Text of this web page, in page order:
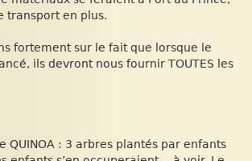
transport en plus.
fortement sur le fait que lorsque le
ils devront nous fournir TOUTES les
QUINOA : 3 arbres plantés par enfants